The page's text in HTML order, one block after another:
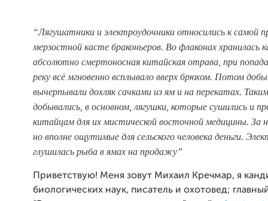
“Лягушатники и электроудочники относились к самой
мерзостной касте браконьеров. Во флаконах хранилась
абсолютно смертоносная китайская отрава, при
реку всё мгновенно всплывало вверх брюхом. Потом
вычерпывали дохляк сачками из ям и на перекатах.
добывались, в основном, лягушки, которые сушились и
китайцам для их мистической восточной медицины. За
но вполне ощутимые для сельского человека деньги.
глушилась рыба в ямах на продажу”
Приветствую! Меня зовут Михаил Кречмар, я
биологических наук, писатель и охотовед;